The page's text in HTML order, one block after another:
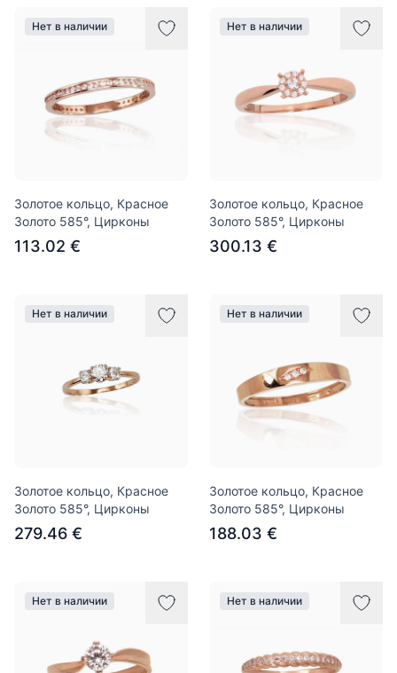
Нет в наличии
Золотое кольцо, Красное
Золото 585°, Цирконы
113.02 €
Нет в наличии
Золотое кольцо, Красное
Золото 585°, Цирконы
300.13 €
Нет в наличии
Золотое кольцо, Красное
Золото 585°, Цирконы
279.46 €
Нет в наличии
Золотое кольцо, Красное
Золото 585°, Цирконы
188.03 €
Нет в наличии Нет в наличии